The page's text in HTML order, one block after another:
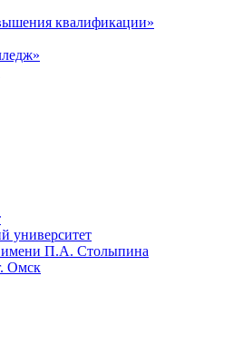
квалификации»
университет
имени П.А. Столыпина
Омск